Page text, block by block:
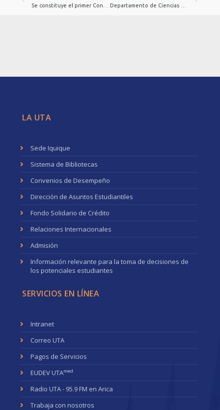
LA UTA
Sede Iquique
Sistema de Bibliotecas
Convenios de Desempeño
Dirección de Asuntos Estudiantiles
Fondo Solidario de Crédito
Relaciones Internacionales
Admisión
Información relevante para la toma de decisiones de
los potenciales estudiantes
SERVICIOS EN LÍNEA
Intranet
Correo UTA
Pagos de Servicios
EUDEV UTAmed
Radio UTA - 95.9 FM en Arica
Trabaja con nosotros